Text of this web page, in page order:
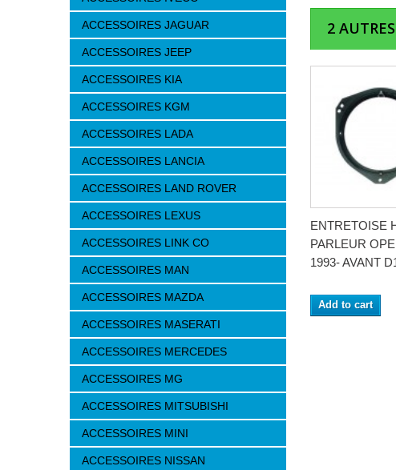
ACCESSOIRES JAGUAR
ACCESSOIRES JEEP
ACCESSOIRES KIA
ACCESSOIRES KGM
ACCESSOIRES LADA
ACCESSOIRES LANCIA
ACCESSOIRES LAND ROVER
ACCESSOIRES LEXUS
ACCESSOIRES LINK CO
ACCESSOIRES MAN
ACCESSOIRES MAZDA
ACCESSOIRES MASERATI
ACCESSOIRES MERCEDES
ACCESSOIRES MG
ACCESSOIRES MITSUBISHI
ACCESSOIRES MINI
ACCESSOIRES NISSAN
2
ENTRETOISE
PARLEUR
1993- AVANT
Add to cart